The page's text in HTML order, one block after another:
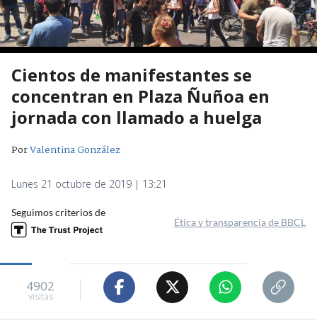
Cientos de manifestantes se
concentran en Plaza Ñuñoa en
jornada con llamado a huelga
PorValentina González
Lunes 21 octubre de 2019 | 13:21
Seguimos criterios de
Ética y transparencia de BBCL
4902
visitas